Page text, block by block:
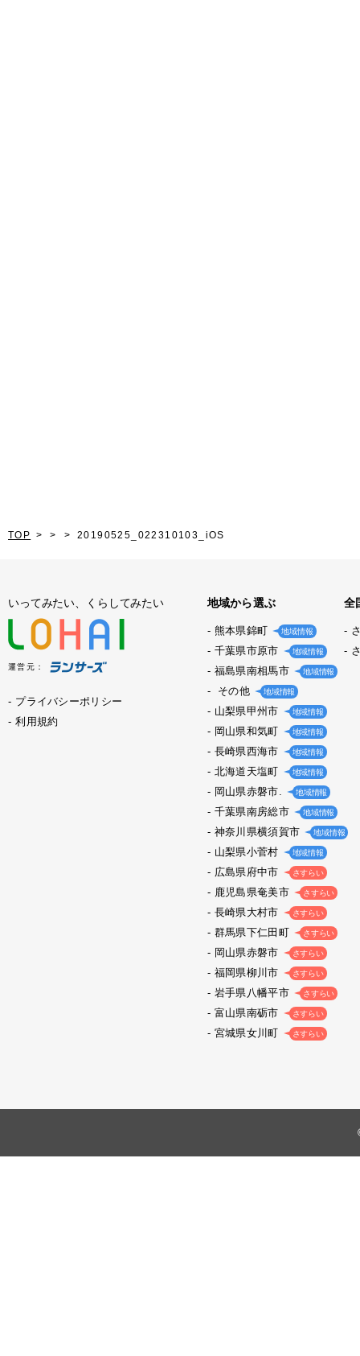
TOP 20190525_022310103_iOS
いってみたい、くらしてみたい
運営元：
プライバシーポリシー
利用規約
地域から選ぶ
熊本県錦町 地域情報
千葉県市原市 地域情報
福島県南相馬市 地域情報
その他 地域情報
山梨県甲州市 地域情報
岡山県和気町 地域情報
長崎県西海市 地域情報
北海道天塩町 地域情報
岡山県赤磐市. 地域情報
千葉県南房総市 地域情報
神奈川県横須賀市 地域情報
山梨県小菅村 地域情報
広島県府中市 さすらい
鹿児島県奄美市 さすらい
長崎県大村市 さすらい
群馬県下仁田町 さすらい
岡山県赤磐市 さすらい
福岡県柳川市 さすらい
岩手県八幡平市 さすらい
富山県南砺市 さすらい
宮城県女川町 さすらい
全